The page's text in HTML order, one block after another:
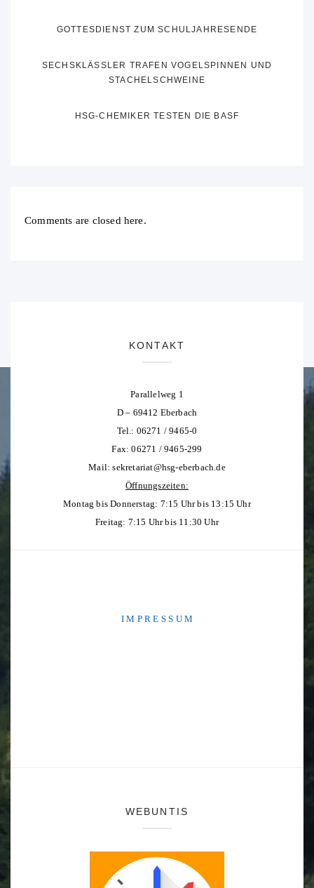
GOTTESDIENST ZUM SCHULJAHRESENDE
SECHSKLÄSSLER TRAFEN VOGELSPINNEN UND
STACHELSCHWEINE
HSG-CHEMIKER TESTEN DIE BASF
Comments are closed here.
KONTAKT
Parallelweg 1
D – 69412 Eberbach
Tel.: 06271 / 9465-0
Fax: 06271 / 9465-299
Mail:sekretariat@hsg-eberbach.de
Öffnungszeiten:
Montag bis Donnerstag: 7:15 Uhr bis 13:15 Uhr
Freitag: 7:15 Uhr bis 11:30 Uhr
I M P R E S S U M
WEBUNTIS